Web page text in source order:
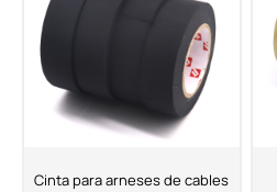
Cinta para arneses de cables